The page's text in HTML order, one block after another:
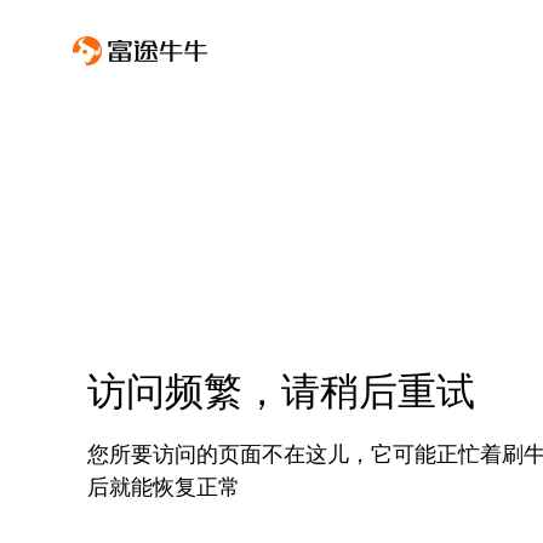
访问频繁，请稍后重试
您所要访问的页面不在这儿，它可能正忙着刷
后就能恢复正常